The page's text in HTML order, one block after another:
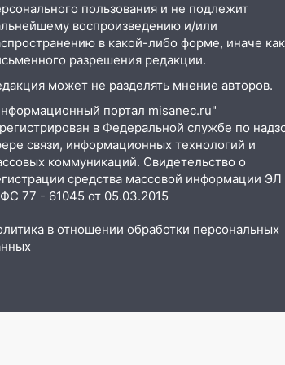
пользования и не подлежит
воспроизведению и/или
в какой-либо форме, иначе
разрешения редакции.
может не разделять мнение авторов.
портал misanec.ru"
в Федеральной службе по
связи, информационных технологий и
коммуникаций. Свидетельство о
средства массовой информации ЭЛ
77 - 61045 от 05.03.2015
в отношении обработки персональных